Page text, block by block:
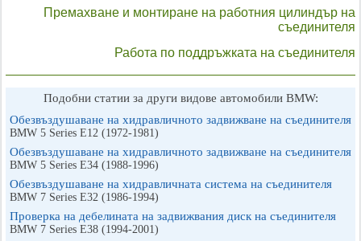
Премахване и монтиране на работния цилиндър на
съединителя
Работа по поддръжката на съединителя
Подобни статии за други видове автомобили BMW:
Обезвъздушаване на хидравличното задвижване на съединителя
BMW 5 Series E12 (1972-1981)
Обезвъздушаване на хидравличното задвижване на съединителя
BMW 5 Series E34 (1988-1996)
Обезвъздушаване на хидравличната система на съединителя
BMW 7 Series E32 (1986-1994)
Проверка на дебелината на задвижвания диск на съединителя
BMW 7 Series E38 (1994-2001)